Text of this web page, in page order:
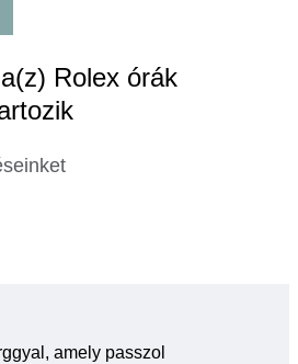
Rolex órák
amely passzol